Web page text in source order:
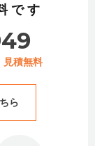
です
見積無料
ら